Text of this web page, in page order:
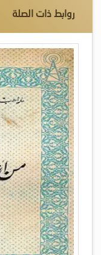
روابط ذات الصلة